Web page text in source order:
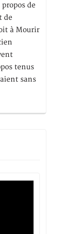
de
de
à Mourir
tenus
sans